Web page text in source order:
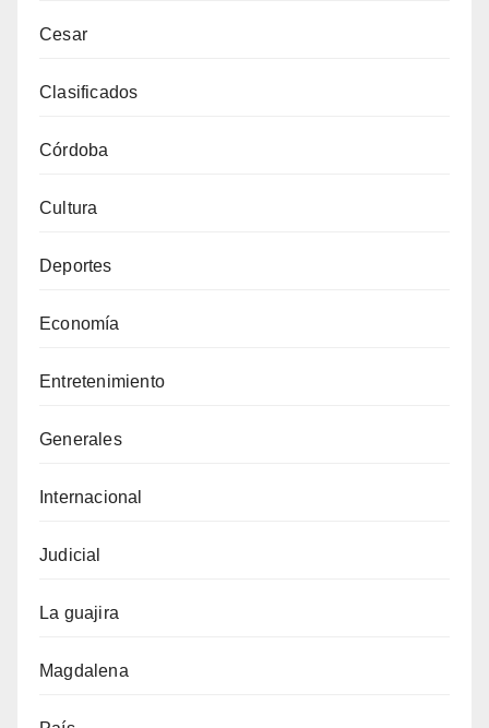
Cesar
Clasificados
Córdoba
Cultura
Deportes
Economía
Entretenimiento
Generales
Internacional
Judicial
La guajira
Magdalena